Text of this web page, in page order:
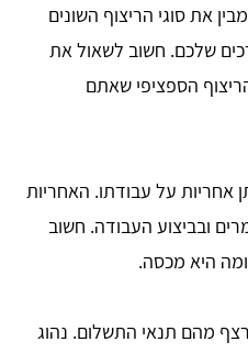
את סוגי הריצוף השונים
שלכם. חשוב לשאול את
הספציפי שאתם
אחריות על עבודתו. האחריות
ובביצוע העבודה. חשוב
היא מכסה.
מהם תנאי התשלום. נהוג